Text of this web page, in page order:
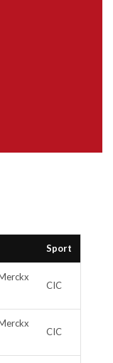
Sport
CIC
CIC